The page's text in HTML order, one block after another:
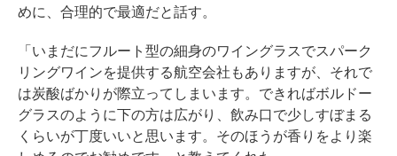
めに、合理的で最適だと話す。
「いまだにフルート型の細身のワイングラスでスパーク
リングワインを提供する航空会社もありますが、それで
は炭酸ばかりが際立ってしまいます。できればボルドー
グラスのように下の方は広がり、飲み口で少しすぼまる
くらいが丁度いいと思います。そのほうが香りをより楽